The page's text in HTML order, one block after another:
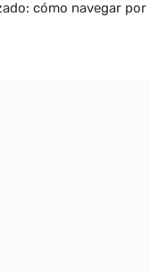
cómo navegar por